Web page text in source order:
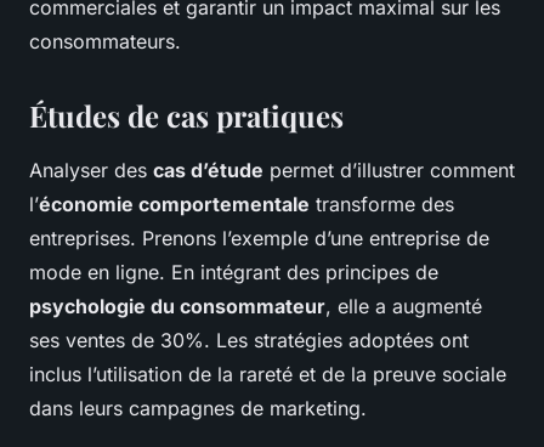
commerciales et garantir un impact maximal sur les
consommateurs.
Études de cas pratiques
Analyser des cas d’étude permet d’illustrer comment
l’économie comportementale transforme des
entreprises. Prenons l’exemple d’une entreprise de
mode en ligne. En intégrant des principes de
psychologie du consommateur, elle a augmenté
ses ventes de 30%. Les stratégies adoptées ont
inclus l’utilisation de la rareté et de la preuve sociale
dans leurs campagnes de marketing.